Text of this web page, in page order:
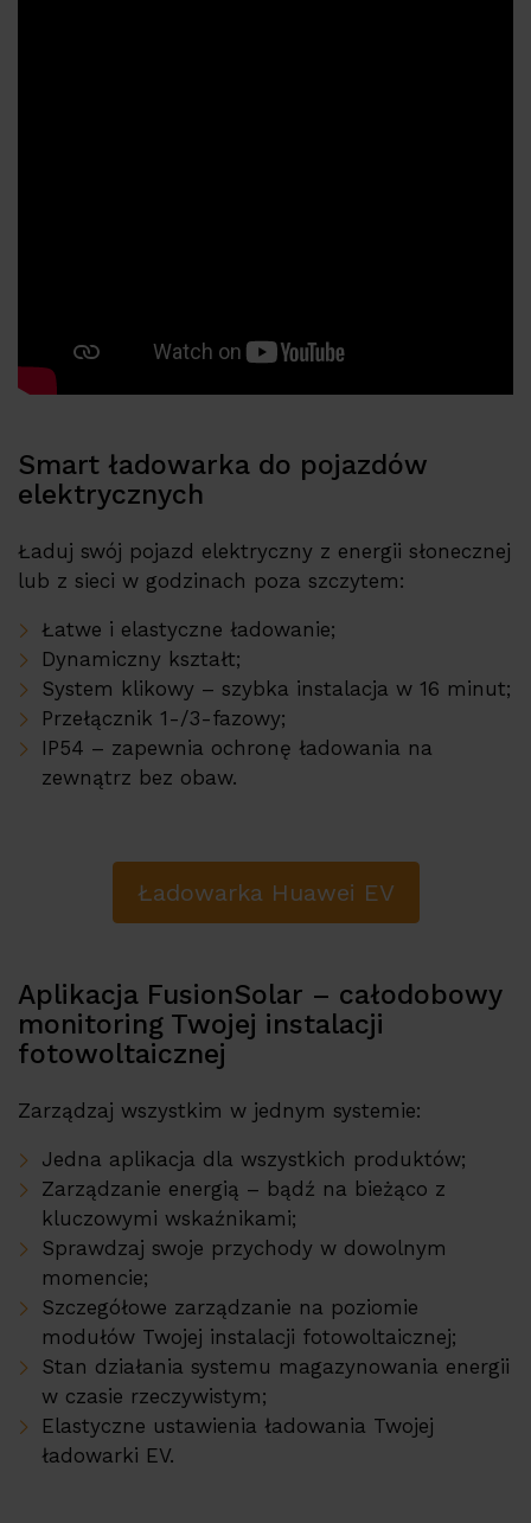
Smart ładowarka do pojazdów
elektrycznych
Ładuj swój pojazd elektryczny z energii słonecznej
lub z sieci w godzinach poza szczytem:
Łatwe i elastyczne ładowanie;
Dynamiczny kształt;
System klikowy – szybka instalacja w 16 minut;
Przełącznik 1-/3-fazowy;
IP54 – zapewnia ochronę ładowania na
zewnątrz bez obaw.
Ładowarka Huawei EV
Aplikacja FusionSolar – całodobowy
monitoring Twojej instalacji
fotowoltaicznej
Zarządzaj wszystkim w jednym systemie:
Jedna aplikacja dla wszystkich produktów;
Zarządzanie energią – bądź na bieżąco z
kluczowymi wskaźnikami;
Sprawdzaj swoje przychody w dowolnym
momencie;
Szczegółowe zarządzanie na poziomie
modułów Twojej instalacji fotowoltaicznej;
Stan działania systemu magazynowania energii
w czasie rzeczywistym;
Elastyczne ustawienia ładowania Twojej
ładowarki EV.